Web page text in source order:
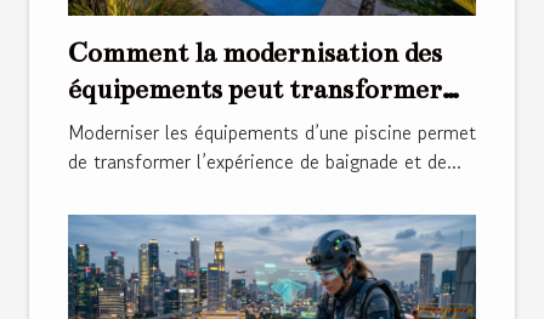
Comment la modernisation des
équipements peut transformer
votre piscine ?
Moderniser les équipements d’une piscine permet
de transformer l’expérience de baignade et de...